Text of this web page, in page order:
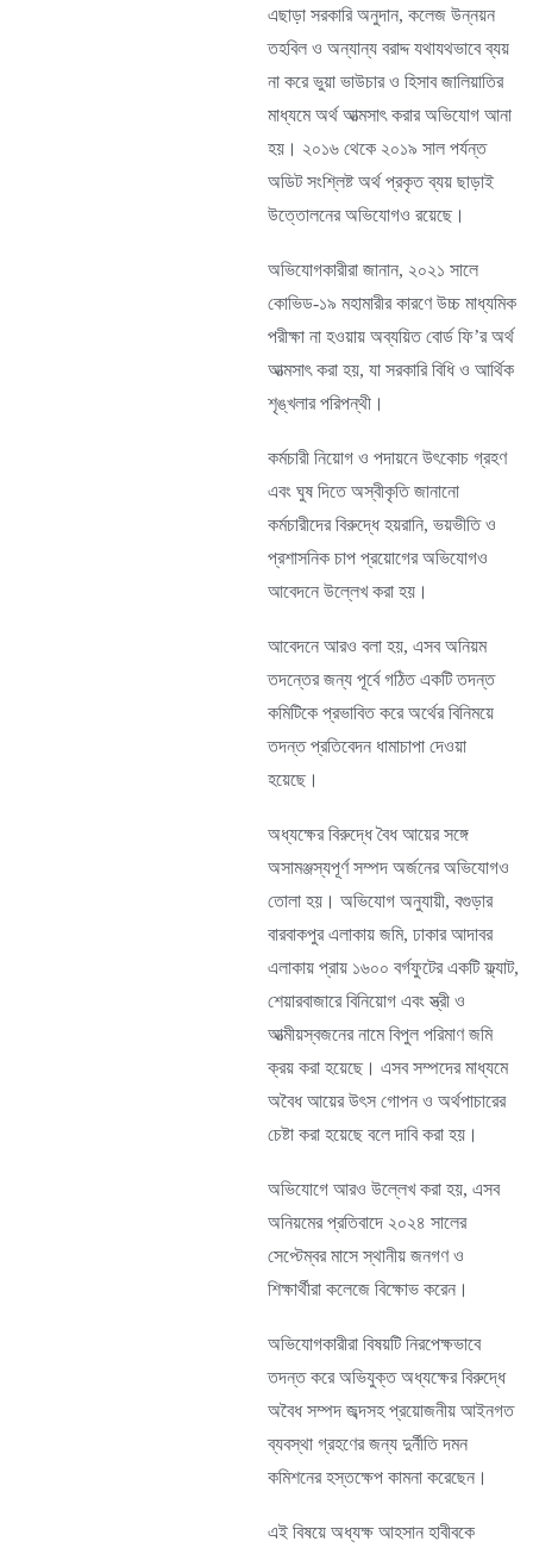
এছাড়া সরকারি অনুদান, কলেজ উন্নয়ন
তহবিল ও অন্যান্য বরাদ্দ যথাযথভাবে ব্যয়
না করে ভুয়া ভাউচার ও হিসাব জালিয়াতির
মাধ্যমে অর্থ আত্মসাৎ করার অভিযোগ আনা
হয়। ২০১৬ থেকে ২০১৯ সাল পর্যন্ত
অডিট সংশ্লিষ্ট অর্থ প্রকৃত ব্যয় ছাড়াই
উত্তোলনের অভিযোগও রয়েছে।
অভিযোগকারীরা জানান, ২০২১ সালে
কোভিড-১৯ মহামারীর কারণে উচ্চ মাধ্যমিক
পরীক্ষা না হওয়ায় অব্যয়িত বোর্ড ফি’র অর্থ
আত্মসাৎ করা হয়, যা সরকারি বিধি ও আর্থিক
শৃঙ্খলার পরিপন্থী।
কর্মচারী নিয়োগ ও পদায়নে উৎকোচ গ্রহণ
এবং ঘুষ দিতে অস্বীকৃতি জানানো
কর্মচারীদের বিরুদ্ধে হয়রানি, ভয়ভীতি ও
প্রশাসনিক চাপ প্রয়োগের অভিযোগও
আবেদনে উল্লেখ করা হয়।
আবেদনে আরও বলা হয়, এসব অনিয়ম
তদন্তের জন্য পূর্বে গঠিত একটি তদন্ত
কমিটিকে প্রভাবিত করে অর্থের বিনিময়ে
তদন্ত প্রতিবেদন ধামাচাপা দেওয়া
হয়েছে।
অধ্যক্ষের বিরুদ্ধে বৈধ আয়ের সঙ্গে
অসামঞ্জস্যপূর্ণ সম্পদ অর্জনের অভিযোগও
তোলা হয়। অভিযোগ অনুযায়ী, বগুড়ার
বারবাকপুর এলাকায় জমি, ঢাকার আদাবর
এলাকায় প্রায় ১৬০০ বর্গফুটের একটি ফ্ল্যাট,
শেয়ারবাজারে বিনিয়োগ এবং স্ত্রী ও
আত্মীয়স্বজনের নামে বিপুল পরিমাণ জমি
ক্রয় করা হয়েছে। এসব সম্পদের মাধ্যমে
অবৈধ আয়ের উৎস গোপন ও অর্থপাচারের
চেষ্টা করা হয়েছে বলে দাবি করা হয়।
অভিযোগে আরও উল্লেখ করা হয়, এসব
অনিয়মের প্রতিবাদে ২০২৪ সালের
সেপ্টেম্বর মাসে স্থানীয় জনগণ ও
শিক্ষার্থীরা কলেজে বিক্ষোভ করেন।
অভিযোগকারীরা বিষয়টি নিরপেক্ষভাবে
তদন্ত করে অভিযুক্ত অধ্যক্ষের বিরুদ্ধে
অবৈধ সম্পদ জব্দসহ প্রয়োজনীয় আইনগত
ব্যবস্থা গ্রহণের জন্য দুর্নীতি দমন
কমিশনের হস্তক্ষেপ কামনা করেছেন।
এই বিষয়ে অধ্যক্ষ আহসান হাবীবকে